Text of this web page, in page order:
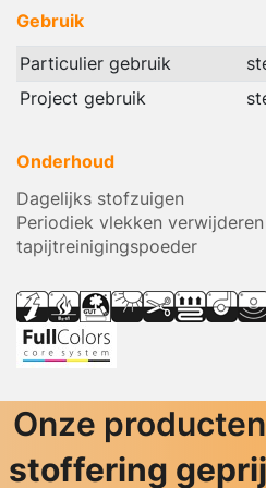
Gebruik
Particulier gebruik
Project gebruik
Onderhoud
Dagelijks stofzuigen
Periodiek vlekken
tapijtreinigingspoeder
Onze
stoffering